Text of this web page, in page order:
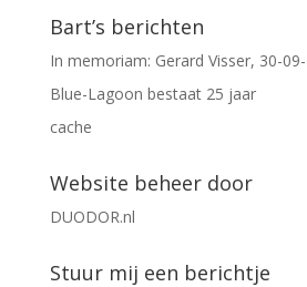
Bart’s berichten
In memoriam: Gerard Visser, 30-
Blue-Lagoon bestaat 25 jaar
cache
Website beheer door
DUODOR.nl
Stuur mij een berichtje